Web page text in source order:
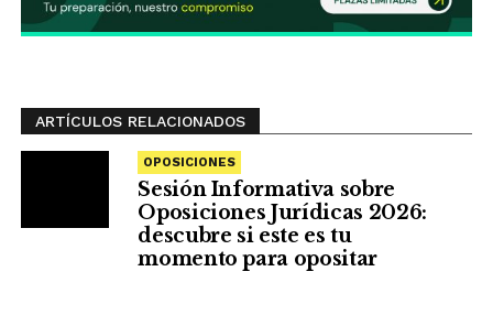
ARTÍCULOS RELACIONADOS
OPOSICIONES
Sesión Informativa sobre
Oposiciones Jurídicas 2026:
descubre si este es tu
momento para opositar